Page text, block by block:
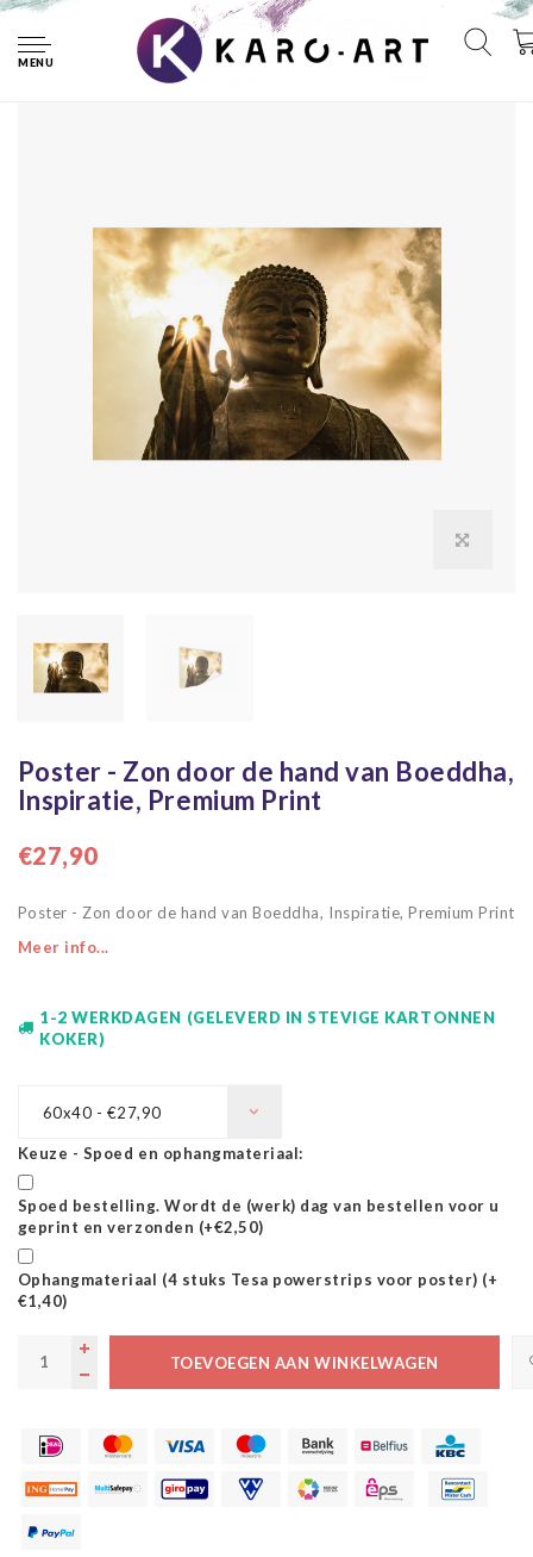
MENU
Poster - Zon door de hand van Boeddha, Inspiratie, Premium
Print
Poster - Zon door de hand van Boeddha,
Inspiratie, Premium Print
€27,90
Poster - Zon door de hand van Boeddha, Inspiratie, Premium Print
Meer info...
1-2 WERKDAGEN (GELEVERD IN STEVIGE KARTONNEN
KOKER)
60x40 - €27,90
Keuze - Spoed en ophangmateriaal:
Spoed bestelling. Wordt de (werk) dag van bestellen voor u
geprint en verzonden (+€2,50)
Ophangmateriaal (4 stuks Tesa powerstrips voor poster) (+
€1,40)
TOEVOEGEN AAN WINKELWAGEN